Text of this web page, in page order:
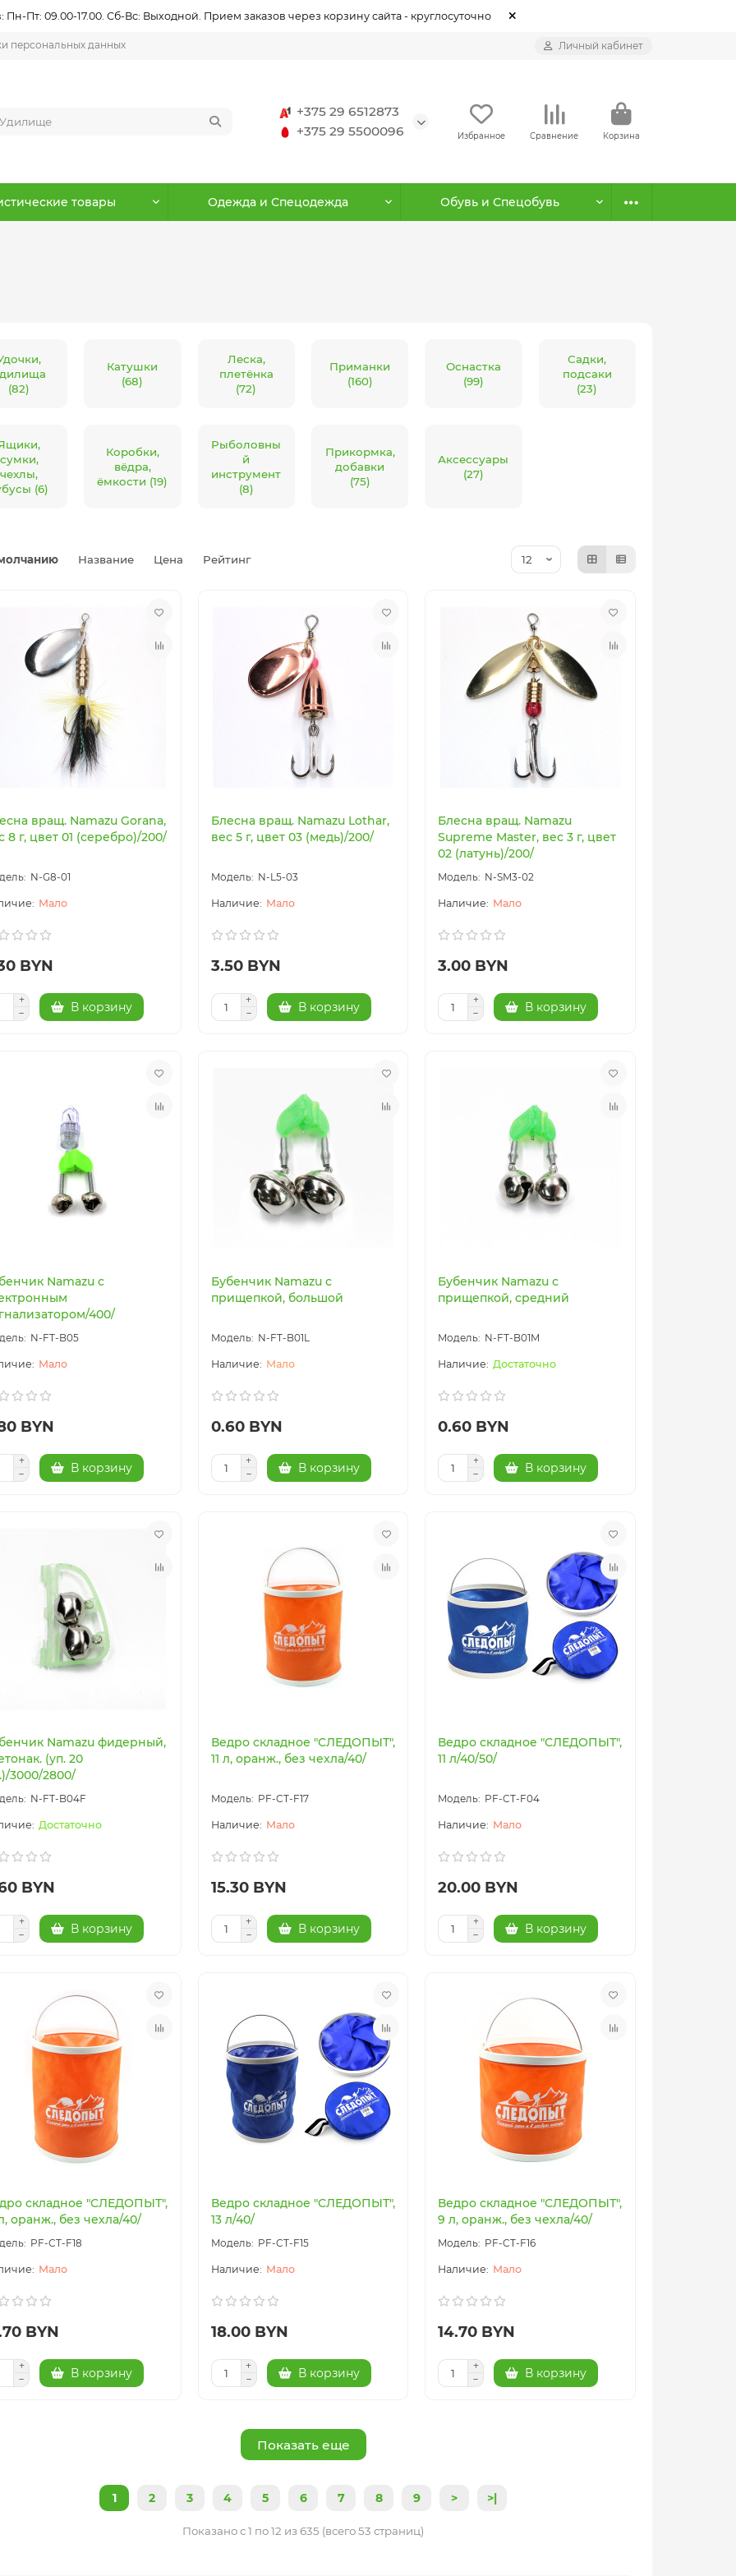
Пт: 09.00-17.00. Сб-Вс: Выходной. Прием заказов через корзину сайта - круглосуточно
персональных данных Личный кабинет
+375 29 6512873
+375 29 5500096
Избранное Сравнение Корзина
товары Одежда и Спецодежда Обувь и Спецобувь
(82)
Катушки
(68)
Леска,
плетёнка
(72)
Приманки
(160)
Оснастка
(99)
Садки,
подсаки
(23)
сумки,
чехлы,
(6)
Коробки,
вёдра,
ёмкости (19)
Рыболовны
й
инструмент
(8)
Прикормка,
добавки
(75)
Аксессуары
(27)
Название Цена Рейтинг
вращ. Namazu Gorana,
8 г, цвет 01 (серебро)/200/
N-G8-01
Мало
BYN
В корзину
Блесна вращ. Namazu Lothar,
вес 5 г, цвет 03 (медь)/200/
N-L5-03
Мало
3.50 BYN
В корзину
Блесна вращ. Namazu
Supreme Master, вес 3 г, цвет
02 (латунь)/200/
N-SM3-02
Мало
3.00 BYN
В корзину
Namazu c
400/
N-FT-B05
Мало
BYN
В корзину
Бубенчик Namazu с
прищепкой, большой
N-FT-B01L
Мало
0.60 BYN
В корзину
Бубенчик Namazu с
прищепкой, средний
N-FT-B01M
Достаточно
0.60 BYN
В корзину
Namazu фидерный,
(уп. 20
3000/2800/
N-FT-B04F
Достаточно
BYN
В корзину
Ведро складное "СЛЕДОПЫТ",
11 л, оранж., без чехла/40/
PF-CT-F17
Мало
15.30 BYN
В корзину
Ведро складное "СЛЕДОПЫТ",
11 л/40/50/
PF-CT-F04
Мало
20.00 BYN
В корзину
складное "СЛЕДОПЫТ",
оранж., без чехла/40/
PF-CT-F18
Мало
BYN
В корзину
Ведро складное "СЛЕДОПЫТ",
13 л/40/
PF-CT-F15
Мало
18.00 BYN
В корзину
Ведро складное "СЛЕДОПЫТ",
9 л, оранж., без чехла/40/
PF-CT-F16
Мало
14.70 BYN
В корзину
Показать еще
1 2 3 4 5 6 7 8 9 > >|
Показано с 1 по 12 из 635 (всего 53 страниц)